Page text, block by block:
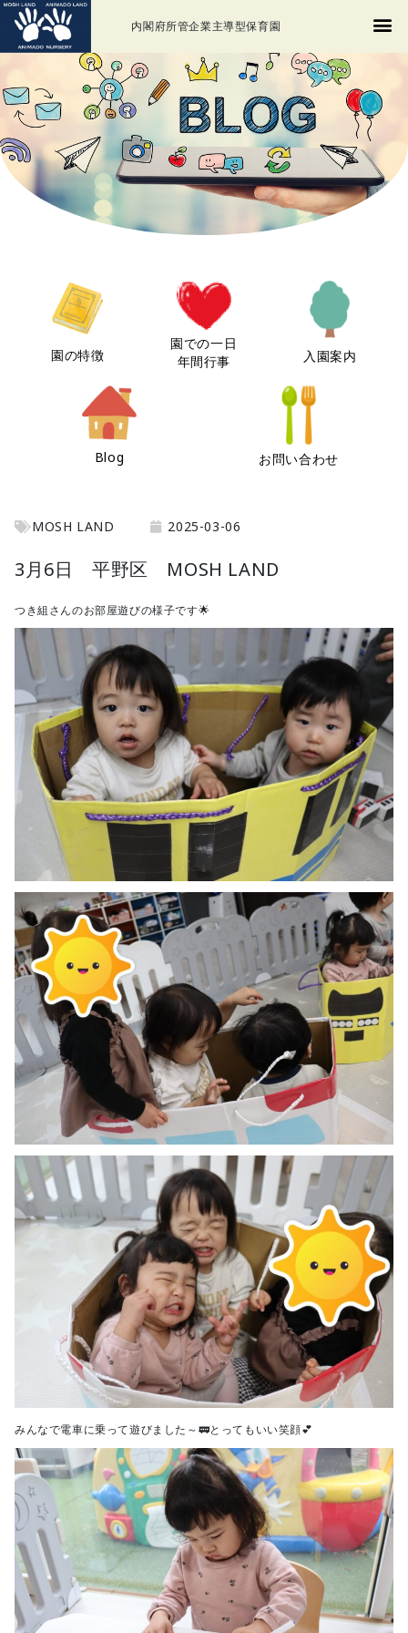
内閣府所管企業主導型保育園
園の特徴
園での一日
年間行事
入園案内
Blog お問い合わせ
MOSH LAND 2025-03-06
3月6日 平野区 MOSH LAND
つき組さんのお部屋遊びの様子です🌟
みんなで電車に乗って遊びました～🚃とってもいい笑顔💕